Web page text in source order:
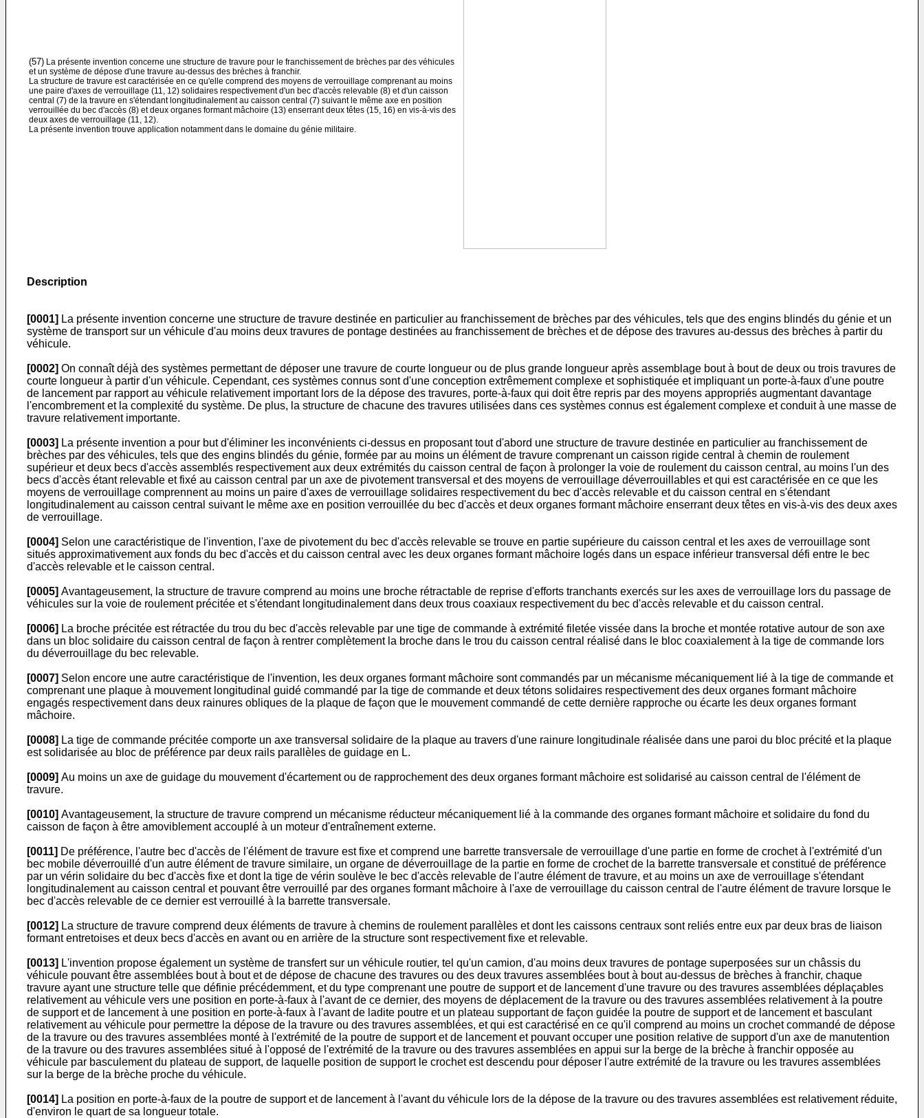
(57) La présente invention concerne une structure de travure pour le franchissement de brèches par des véhicules
et un système de dépose d'une travure au-dessus des brèches à franchir.
La structure de travure est caractérisée en ce qu'elle comprend des moyens de verrouillage comprenant au moins
une paire d'axes de verrouillage (11, 12) solidaires respectivement d'un bec d'accès relevable (8) et d'un caisson
central (7) de la travure en s'étendant longitudinalement au caisson central (7) suivant le même axe en position
verrouillée du bec d'accès (8) et deux organes formant mâchoire (13) enserrant deux têtes (15, 16) en vis-à-vis des
deux axes de verrouillage (11, 12).
La présente invention trouve application notamment dans le domaine du génie militaire.
Description
[0001] La présente invention concerne une structure de travure destinée en particulier au franchissement de brèches par des véhicules, tels que des engins blindés du génie et un
système de transport sur un véhicule d'au moins deux travures de pontage destinées au franchissement de brèches et de dépose des travures au-dessus des brèches à partir du
véhicule.
[0002] On connaît déjà des systèmes permettant de déposer une travure de courte longueur ou de plus grande longueur après assemblage bout à bout de deux ou trois travures de
courte longueur à partir d'un véhicule. Cependant, ces systèmes connus sont d'une conception extrêmement complexe et sophistiquée et impliquant un porte-à-faux d'une poutre
de lancement par rapport au véhicule relativement important lors de la dépose des travures, porte-à-faux qui doit être repris par des moyens appropriés augmentant davantage
l'encombrement et la complexité du système. De plus, la structure de chacune des travures utilisées dans ces systèmes connus est également complexe et conduit à une masse de
travure relativement importante.
[0003] La présente invention a pour but d'éliminer les inconvénients ci-dessus en proposant tout d'abord une structure de travure destinée en particulier au franchissement de
brèches par des véhicules, tels que des engins blindés du génie, formée par au moins un élément de travure comprenant un caisson rigide central à chemin de roulement
supérieur et deux becs d'accès assemblés respectivement aux deux extrémités du caisson central de façon à prolonger la voie de roulement du caisson central, au moins l'un des
becs d'accès étant relevable et fixé au caisson central par un axe de pivotement transversal et des moyens de verrouillage déverrouillables et qui est caractérisée en ce que les
moyens de verrouillage comprennent au moins un paire d'axes de verrouillage solidaires respectivement du bec d'accès relevable et du caisson central en s'étendant
longitudinalement au caisson central suivant le même axe en position verrouillée du bec d'accès et deux organes formant mâchoire enserrant deux têtes en vis-à-vis des deux axes
de verrouillage.
[0004] Selon une caractéristique de l'invention, l'axe de pivotement du bec d'accès relevable se trouve en partie supérieure du caisson central et les axes de verrouillage sont
situés approximativement aux fonds du bec d'accès et du caisson central avec les deux organes formant mâchoire logés dans un espace inférieur transversal défi entre le bec
d'accès relevable et le caisson central.
[0005] Avantageusement, la structure de travure comprend au moins une broche rétractable de reprise d'efforts tranchants exercés sur les axes de verrouillage lors du passage de
véhicules sur la voie de roulement précitée et s'étendant longitudinalement dans deux trous coaxiaux respectivement du bec d'accès relevable et du caisson central.
[0006] La broche précitée est rétractée du trou du bec d'accès relevable par une tige de commande à extrémité filetée vissée dans la broche et montée rotative autour de son axe
dans un bloc solidaire du caisson central de façon à rentrer complètement la broche dans le trou du caisson central réalisé dans le bloc coaxialement à la tige de commande lors
du déverrouillage du bec relevable.
[0007] Selon encore une autre caractéristique de l'invention, les deux organes formant mâchoire sont commandés par un mécanisme mécaniquement lié à la tige de commande et
comprenant une plaque à mouvement longitudinal guidé commandé par la tige de commande et deux tétons solidaires respectivement des deux organes formant mâchoire
engagés respectivement dans deux rainures obliques de la plaque de façon que le mouvement commandé de cette dernière rapproche ou écarte les deux organes formant
mâchoire.
[0008] La tige de commande précitée comporte un axe transversal solidaire de la plaque au travers d'une rainure longitudinale réalisée dans une paroi du bloc précité et la plaque
est solidarisée au bloc de préférence par deux rails parallèles de guidage en L.
[0009] Au moins un axe de guidage du mouvement d'écartement ou de rapprochement des deux organes formant mâchoire est solidarisé au caisson central de l'élément de
travure.
[0010] Avantageusement, la structure de travure comprend un mécanisme réducteur mécaniquement lié à la commande des organes formant mâchoire et solidaire du fond du
caisson de façon à être amoviblement accouplé à un moteur d'entraînement externe.
[0011] De préférence, l'autre bec d'accès de l'élément de travure est fixe et comprend une barrette transversale de verrouillage d'une partie en forme de crochet à l'extrémité d'un
bec mobile déverrouillé d'un autre élément de travure similaire, un organe de déverrouillage de la partie en forme de crochet de la barrette transversale et constitué de préférence
par un vérin solidaire du bec d'accès fixe et dont la tige de vérin soulève le bec d'accès relevable de l'autre élément de travure, et au moins un axe de verrouillage s'étendant
longitudinalement au caisson central et pouvant être verrouillé par des organes formant mâchoire à l'axe de verrouillage du caisson central de l'autre élément de travure lorsque le
bec d'accès relevable de ce dernier est verrouillé à la barrette transversale.
[0012] La structure de travure comprend deux éléments de travure à chemins de roulement parallèles et dont les caissons centraux sont reliés entre eux par deux bras de liaison
formant entretoises et deux becs d'accès en avant ou en arrière de la structure sont respectivement fixe et relevable.
[0013] L'invention propose également un système de transfert sur un véhicule routier, tel qu'un camion, d'au moins deux travures de pontage superposées sur un châssis du
véhicule pouvant être assemblées bout à bout et de dépose de chacune des travures ou des deux travures assemblées bout à bout au-dessus de brèches à franchir, chaque
travure ayant une structure telle que définie précédemment, et du type comprenant une poutre de support et de lancement d'une travure ou des travures assemblées déplaçables
relativement au véhicule vers une position en porte-à-faux à l'avant de ce dernier, des moyens de déplacement de la travure ou des travures assemblées relativement à la poutre
de support et de lancement à une position en porte-à-faux à l'avant de ladite poutre et un plateau supportant de façon guidée la poutre de support et de lancement et basculant
relativement au véhicule pour permettre la dépose de la travure ou des travures assemblées, et qui est caractérisé en ce qu'il comprend au moins un crochet commandé de dépose
de la travure ou des travures assemblées monté à l'extrémité de la poutre de support et de lancement et pouvant occuper une position relative de support d'un axe de manutention
de la travure ou des travures assemblées situé à l'opposé de l'extrémité de la travure ou des travures assemblées en appui sur la berge de la brèche à franchir opposée au
véhicule par basculement du plateau de support, de laquelle position de support le crochet est descendu pour déposer l'autre extrémité de la travure ou les travures assemblées
sur la berge de la brèche proche du véhicule.
[0014] La position en porte-à-faux de la poutre de support et de lancement à l'avant du véhicule lors de la dépose de la travure ou des travures assemblées est relativement réduite,
d'environ le quart de sa longueur totale.